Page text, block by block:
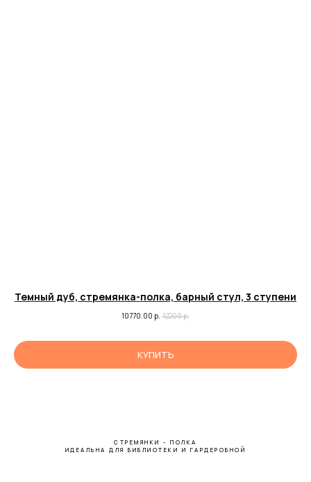
Темный дуб, стремянка-полка, барный стул, 3 ступени
10770.00 р. 12200р.
КУПИТЬ
СТРЕМЯНКИ - ПОЛКА
ИДЕАЛЬНА ДЛЯ БИБЛИОТЕКИ И ГАРДЕРОБНОЙ